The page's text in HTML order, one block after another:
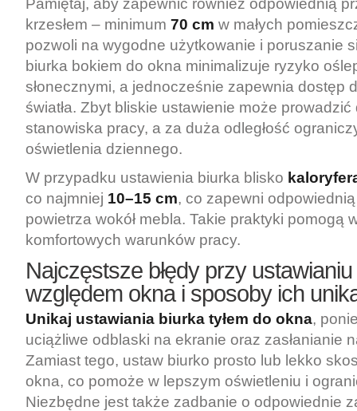
Pamiętaj, aby zapewnić również odpowiednią
krzesłem – minimum 70 cm w małych
pozwoli na wygodne użytkowanie i poruszanie
biurka bokiem do okna minimalizuje ryzyko
słonecznymi, a jednocześnie zapewnia dostęp
światła. Zbyt bliskie ustawienie może
stanowiska pracy, a za duża odległość
oświetlenia dziennego.
W przypadku ustawienia biurka blisko
co najmniej 10–15 cm, co zapewni
powietrza wokół mebla. Takie praktyki pomogą
komfortowych warunków pracy.
Najczęstsze błędy przy
względem okna i sposoby ich
Unikaj ustawiania biurka tyłem do okna,
uciążliwe odblaski na ekranie oraz zasłanianie
Zamiast tego, ustaw biurko prosto lub lekko
okna, co pomoże w lepszym oświetleniu i
Niezbędne jest także zadbanie o odpowiednie